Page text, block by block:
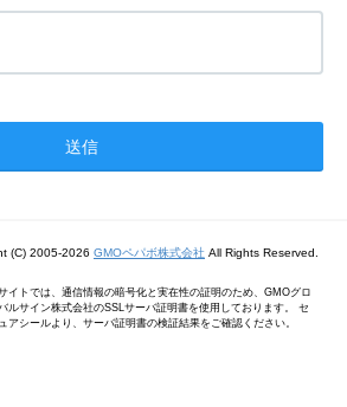
(C) 2005-2026 GMOペパボ株式会社 All Rights Reserved.
イトでは、通信情報の暗号化と実在性の証明のため、GMOグロ
ルサイン株式会社のSSLサーバ証明書を使用しております。 セ
アシールより、サーバ証明書の検証結果をご確認ください。